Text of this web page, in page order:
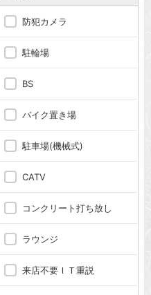
防犯カメラ
駐輪場
BS
バイク置き場
駐車場(機械式)
CATV
コンクリート打ち放し
ラウンジ
来店不要ＩＴ重説